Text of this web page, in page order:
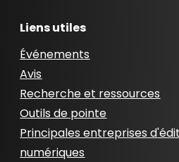
Liens utiles
Événements
Avis
Recherche et ressources
Outils de pointe
Principales entreprises
numériques